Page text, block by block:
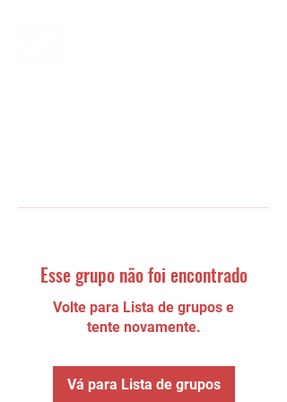
Esse grupo não foi encontrado
Volte para Lista de grupos e
tente novamente.
Vá para Lista de grupos